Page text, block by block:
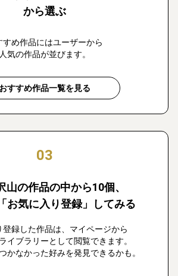
から選ぶ
すめ作品にはユーザーから
人気の作品が並びます。
おすすめ作品一覧を見る
03
山の作品の中から10個、
お気に入り登録」してみる
登録した作品は、マイページから
イブラリーとして閲覧できます。
かなかった好みを発見できるかも。